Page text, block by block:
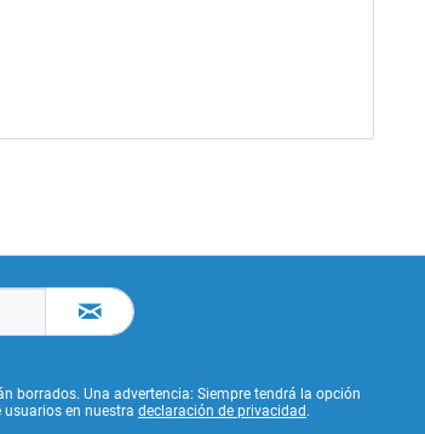
borrados. Una advertencia: Siempre tendrá la opción
en nuestra declaración de privacidad .